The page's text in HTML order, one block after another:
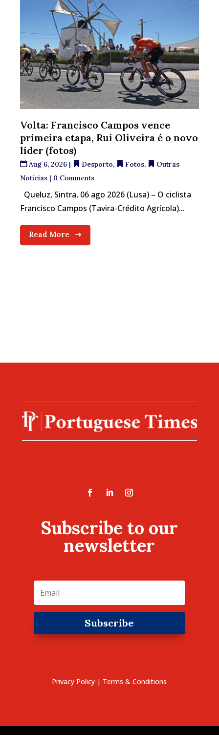
Volta: Francisco Campos vence
primeira etapa, Rui Oliveira é o novo
líder (fotos)
Aug 6, 2026 | Desporto, Fotos,
Outras
Notícias | 0 Comments
Queluz, Sintra, 06 ago 2026 (Lusa) – O ciclista
Francisco Campos (Tavira-Crédito Agrícola)...
Read More
Subscribe to our
newsletter
Subscribe
Privacy Policy | Terms & Conditions